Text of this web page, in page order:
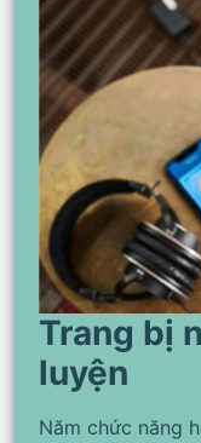
Trang bị
luyện
Năm chức năng